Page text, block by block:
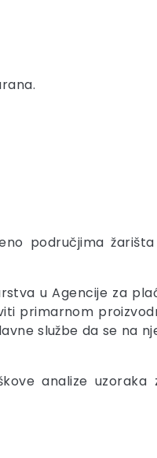
područjima
u Agencije za
primarnom
službe da se na
analize uzoraka